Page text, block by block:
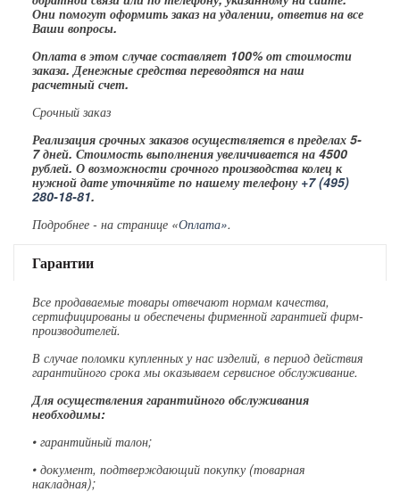
Они помогут оформить заказ на удалении, ответив на все
Ваши вопросы.
Оплата в этом случае составляет 100% от стоимости
заказа. Денежные средства переводятся на наш
расчетный счет.
Срочный заказ
Реализация срочных заказов осуществляется в пределах 5-
7 дней. Стоимость выполнения увеличивается на 4500
рублей. О возможности срочного производства колец к
нужной дате уточняйте по нашему телефону +7 (495)
280-18-81.
Подробнее - на странице «Оплата».
Гарантии
Все продаваемые товары отвечают нормам качества,
сертифицированы и обеспечены фирменной гарантией фирм-
производителей.
В случае поломки купленных у нас изделий, в период действия
гарантийного срока мы оказываем сервисное обслуживание.
Для осуществления гарантийного обслуживания
необходимы:
• гарантийный талон;
• документ, подтверждающий покупку (товарная
накладная);